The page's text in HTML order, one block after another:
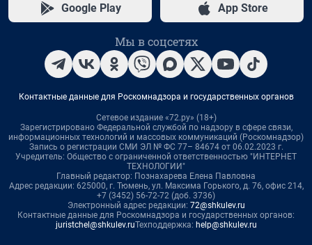
Google Play App Store
Мы в соцсетях
Контактные данные для Роскомнадзора и государственных органов
Сетевое издание «72.ру» (18+)
Зарегистрировано Федеральной службой по надзору в сфере связи,
информационных технологий и массовых коммуникаций (Роскомнадзор)
Запись о регистрации СМИ ЭЛ № ФС 77– 84674 от 06.02.2023 г.
Учредитель: Общество с ограниченной ответственностью "ИНТЕРНЕТ
ТЕХНОЛОГИИ"
Главный редактор: Познахарева Елена Павловна
Адрес редакции: 625000, г. Тюмень, ул. Максима Горького, д. 76, офис 214,
+7 (3452) 56-72-72 (доб. 3736)
Электронный адрес редакции: 72@shkulev.ru
Контактные данные для Роскомнадзора и государственных органов:
juristchel@shkulev.ruТехподдержка: help@shkulev.ru